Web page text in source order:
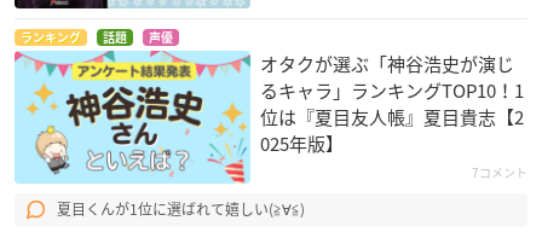
ランキング 話題 声優
オタクが選ぶ「神谷浩史が演じ
るキャラ」ランキングTOP10！1
位は『夏目友人帳』夏目貴志【2
025年版】
7コメント
夏目くんが1位に選ばれて嬉しい(≧∀≦)